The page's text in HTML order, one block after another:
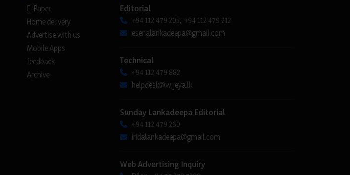
E-Paper
Home delivery
Advertise with us
Mobile Apps
feedback
Archive
Editorial
+94 112 479 205, +94 112 479 212
esenalankadeepa@gmail.com
Technical
+94 112 479 882
helpdesk@wijeya.lk
Sunday Lankadeepa Editorial
+94 112 479 260
iridalankadeepa@gmail.com
Web Advertising Inquiry